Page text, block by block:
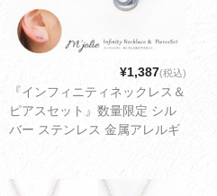
¥1,387(税込)
『インフィニティネックレス＆
ピアスセット』数量限定 シル
バー ステンレス 金属アレルギ
ス アクセサリー ゆうパケット